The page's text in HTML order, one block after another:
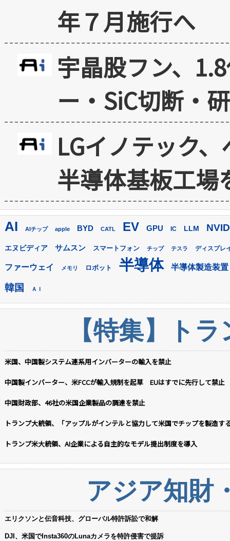
年７月施行へ
宇晶股フン、
ー・SiC切断・
LGイノテック
半導体基板工場
AI AIチップ apple BYD CATL EV GPU IC LLM
エヌビディア サムスン スマートフォン チップ テスラ ディスプレ
ファーウェイ メモリ ロボット 半導体 半導体製造装置
韓国 ＡＩ
【特集】ト
米国、中国製システム連系用インバーターの輸入を禁止
中国製インバーター、米FCCが輸入規制を起草 EUはすでに先行して禁止
中国財政部、46社の米国企業製品の調達を禁止
トランプ大統領、「アップルがインテルと協力して米国でチップを製造す
トランプ米大統領、AI企業による自主的なモデル提出制度を導入
アジア知財
エリクソンと伝音科技、グローバル特許訴訟で和解
DJI、米国でInsta360のLunaカメラを特許侵害で提訴